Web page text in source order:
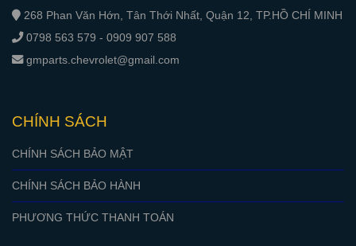
268 Phan Văn Hớn, Tân Thới Nhất, Quận 12, TP.HỒ CHÍ MINH
0798 563 579 - 0909 907 588
gmparts.chevrolet@gmail.com
CHÍNH SÁCH
CHÍNH SÁCH BẢO MẬT
CHÍNH SÁCH BẢO HÀNH
PHƯƠNG THỨC THANH TOÁN